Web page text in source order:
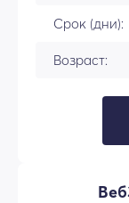
Срок (дни):
Возраст: